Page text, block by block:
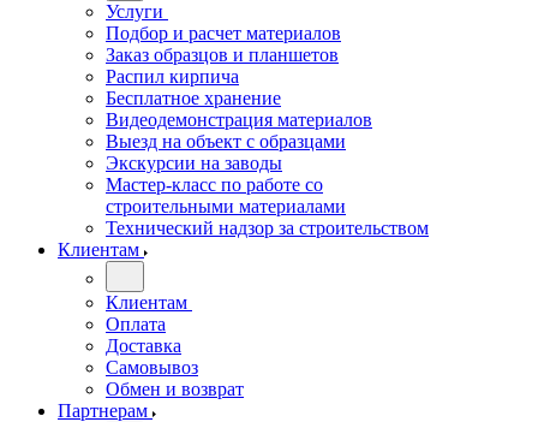
Услуги
Подбор и расчет материалов
Заказ образцов и планшетов
Распил кирпича
Бесплатное хранение
Видеодемонстрация материалов
Выезд на объект с образцами
Экскурсии на заводы
Мастер-класс по работе со
строительными материалами
Технический надзор за строительством
Клиентам
Клиентам
Оплата
Доставка
Самовывоз
Обмен и возврат
Партнерам